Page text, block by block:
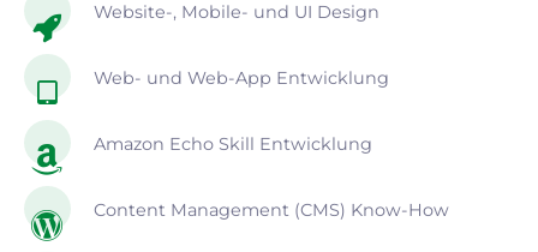
Website-, Mobile- und UI Design
Web- und Web-App Entwicklung
Amazon Echo Skill Entwicklung
Content Management (CMS) Know-How